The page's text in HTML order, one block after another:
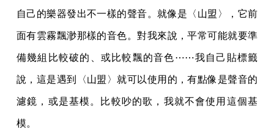
自己的樂器發出不一樣的聲音。就像是〈山盟〉，它前
面有雲霧飄渺那樣的音色。對我來說，平常可能就要準
備幾組比較破的、或比較飄的音色⋯⋯我自己貼標籤
說，這是遇到〈山盟〉就可以使用的，有點像是聲音的
濾鏡，或是基模。比較吵的歌，我就不會使用這個基
模。